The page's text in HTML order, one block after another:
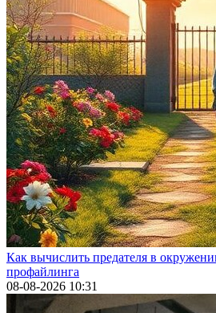
Как вычислить предателя в
профайлинга
08-08-2026 10:31